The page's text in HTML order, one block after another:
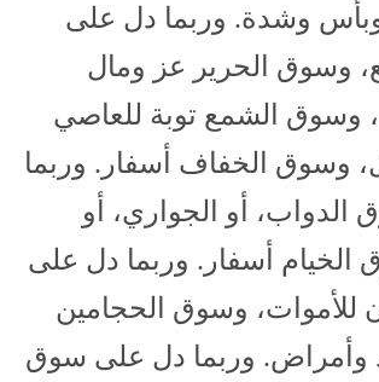
وشدة. وربما دل على
وسوق الحرير عز ومال
وسوق الشمع توبة للعاصي
وسوق الخفاف أسفار. وربما
أو الجواري، أو
الخيام أسفار. وربما دل على
للأموات، وسوق الحجامين
وأمراض. وربما دل على سوق